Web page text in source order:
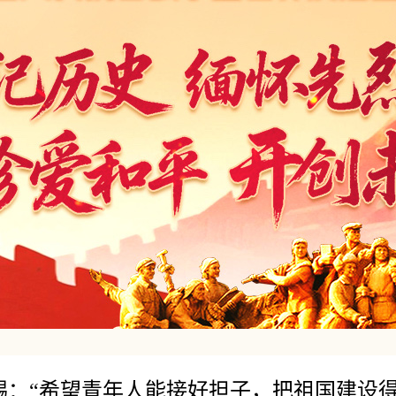
：“希望青年人能接好担子，把祖国建设